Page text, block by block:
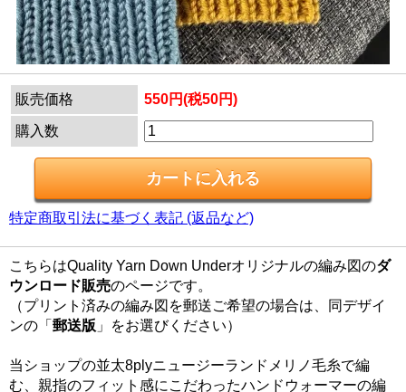
販売価格 550円(税50円)
購入数
特定商取引法に基づく表記 (返品など)
こちらはQuality Yarn Down Underオリジナルの編み図のダ
ウンロード販売のページです。
（プリント済みの編み図を郵送ご希望の場合は、同デザイ
ンの「 郵送版 」をお選びください）
当ショップの並太8plyニュージーランドメリノ毛糸で編
む、親指のフィット感にこだわったハンドウォーマーの編